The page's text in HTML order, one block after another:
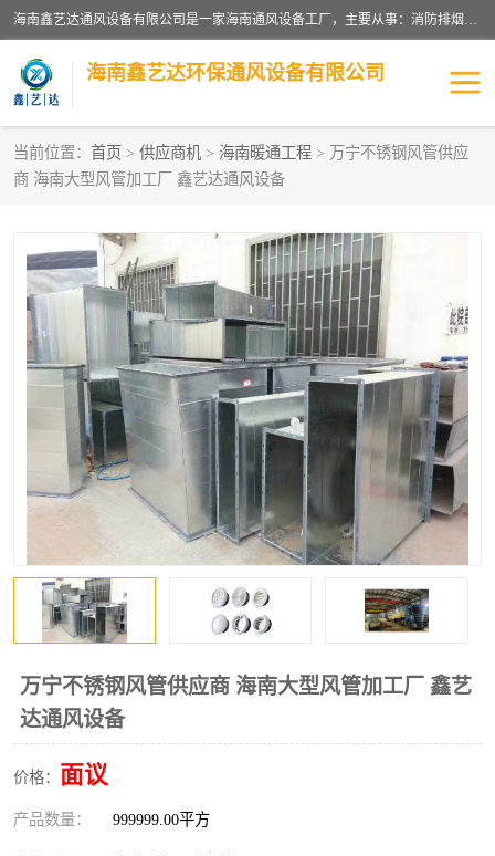
海南鑫艺达通风设备有限公司是一家海南通风设备工厂，主要从事：消防排烟工程、油烟净化工程、厨房排烟工程、酒店厨房设备、新风排风系统、镀锌铁皮管道加工、暖通工程、通风管道安装、消防火阀百叶风口等业务。公司拥有管道及配件一体化工厂生产线，良好的售后服务，良好的设计团队，良好的施工团队、良好管理人员，掌握畅通丰富的信息、市场渠道。
海南鑫艺达环保通风设备有限公司
当前位置： 首页 > 供应商机 > 海南暖通工程 > 万宁不锈钢风管供应
商 海南大型风管加工厂 鑫艺达通风设备
万宁不锈钢风管供应商 海南大型风管加工厂 鑫艺
达通风设备
价格： 面议
产品数量： 999999.00平方
海南暖通工程 海南消防排烟工程
海南厨房排烟工程 海南酒店厨房设备
海南油烟净化工程 管道配件
风机系列 镁质防火风管
通风设备 通风管道
消防阀门 消防风机
风口 镀锌矩形风管
镀锌螺旋风管 PP风管
不锈钢烟罩 防火阀
排烟风机 百叶风口
油烟净化器